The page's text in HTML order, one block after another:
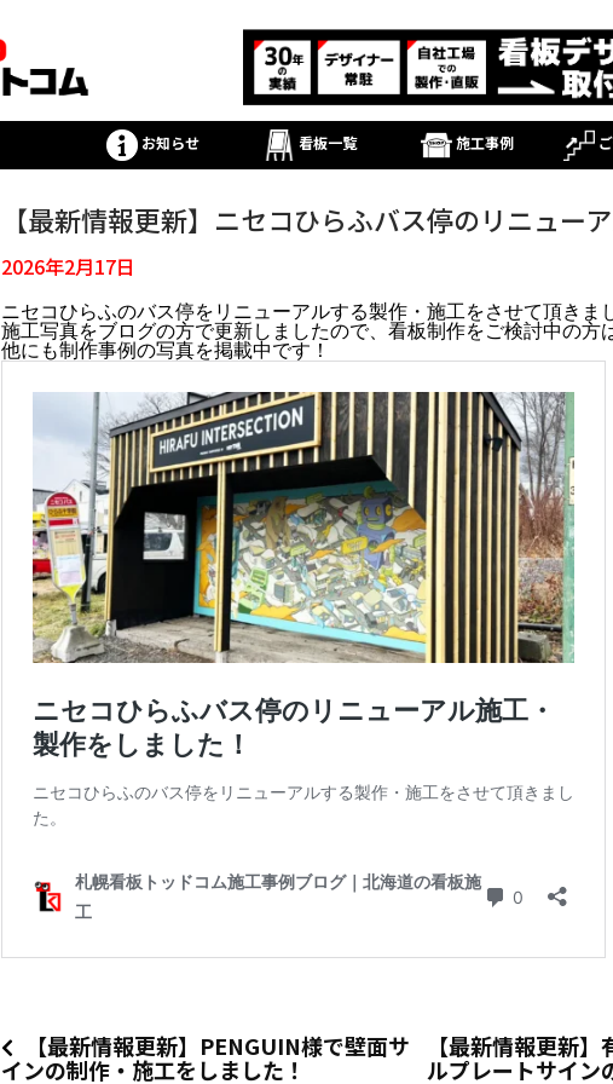
お知らせ 看板一覧 施工事例 ご
【最新情報更新】ニセコひらふバス停のリニュー
2026年2月17日
ニセコひらふのバス停をリニューアルする製作・施工をさせて頂きま
施工写真をブログの方で更新しましたので、看板制作をご検討中の方
他にも制作事例の写真を掲載中です！
【最新情報更新】PENGUIN様で壁面サ
インの制作・施工をしました！
【最新情報更新
ルプレートサイン